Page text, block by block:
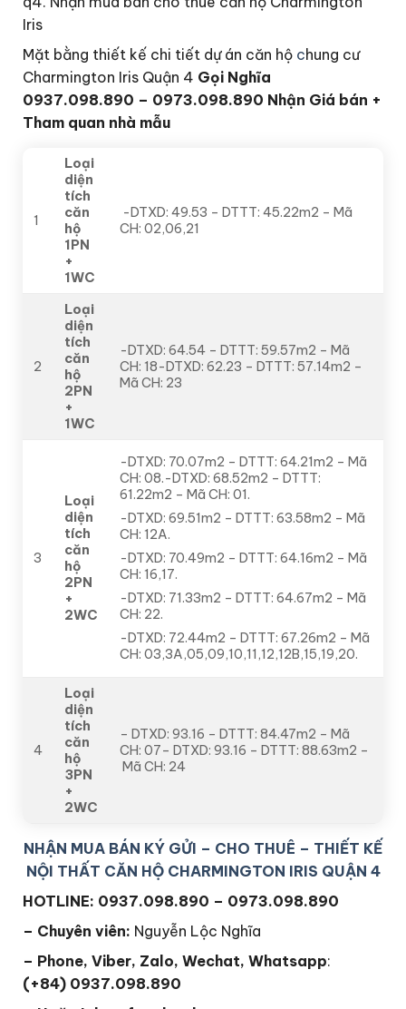
Mặt bằng thiết kế chi tiết dự án căn hộ chung cư
Charmington Iris Quận 4 Gọi Nghĩa
0937.098.890 – 0973.098.890 Nhận Giá bán +
Tham quan nhà mẫu
1
Loại
diện
tích
căn
hộ
1PN
+
1WC
-DTXD: 49.53 – DTTT: 45.22m2 – Mã
CH: 02,06,21
2
Loại
diện
tích
căn
hộ
2PN
+
1WC
-DTXD: 64.54 – DTTT: 59.57m2 – Mã
CH: 18-DTXD: 62.23 – DTTT: 57.14m2 –
Mã CH: 23
3
Loại
diện
tích
căn
hộ
2PN
+
2WC
-DTXD: 70.07m2 – DTTT: 64.21m2 – Mã
CH: 08.-DTXD: 68.52m2 – DTTT:
61.22m2 – Mã CH: 01.
-DTXD: 69.51m2 – DTTT: 63.58m2 – Mã
CH: 12A.
-DTXD: 70.49m2 – DTTT: 64.16m2 – Mã
CH: 16,17.
-DTXD: 71.33m2 – DTTT: 64.67m2 – Mã
CH: 22.
-DTXD: 72.44m2 – DTTT: 67.26m2 – Mã
CH: 03,3A,05,09,10,11,12,12B,15,19,20.
4
Loại
diện
tích
căn
hộ
3PN
+
2WC
– DTXD: 93.16 – DTTT: 84.47m2 – Mã
CH: 07– DTXD: 93.16 – DTTT: 88.63m2 –
Mã CH: 24
NHẬN MUA BÁN KÝ GỬI – CHO THUÊ – THIẾT KẾ
NỘI THẤT CĂN HỘ CHARMINGTON IRIS QUẬN 4
HOTLINE: 0937.098.890 – 0973.098.890
– Chuyên viên: Nguyễn Lộc Nghĩa
– Phone, Viber, Zalo, Wechat, Whatsapp:
(+84) 0937.098.890